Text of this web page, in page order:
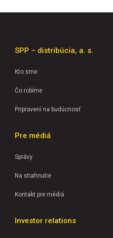
SPP – distribúcia, a. s.
Kto sme
Čo robíme
Pripravení na budúcnosť
Pre médiá
Správy
Na stiahnutie
Kontakt pre médiá
Investor relations